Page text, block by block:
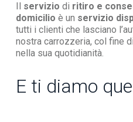
Il servizio di ritiro e
domicilio è un servizio
tutti i clienti che lasciano
nostra carrozzeria, col fine
nella sua quotidianità.
E ti diamo